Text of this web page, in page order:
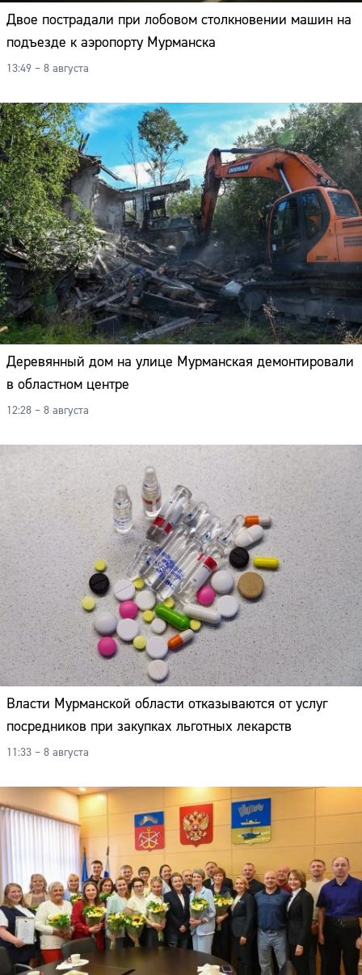
Двое пострадали при лобовом столкновении машин на
подъезде к аэропорту Мурманска
13:49 – 8 августа
Деревянный дом на улице Мурманская демонтировали
в областном центре
12:28 – 8 августа
Власти Мурманской области отказываются от услуг
посредников при закупках льготных лекарств
11:33 – 8 августа
Сайт: